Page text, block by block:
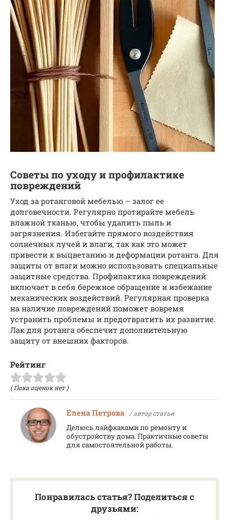
Советы по уходу и профилактике
повреждений
Уход за ротанговой мебелью – залог ее
долговечности. Регулярно протирайте мебель
влажной тканью, чтобы удалить пыль и
загрязнения. Избегайте прямого воздействия
солнечных лучей и влаги, так как это может
привести к выцветанию и деформации ротанга. Для
защиты от влаги можно использовать специальные
защитные средства. Профилактика повреждений
включает в себя бережное обращение и избежание
механических воздействий. Регулярная проверка
на наличие повреждений поможет вовремя
устранить проблемы и предотвратить их развитие.
Лак для ротанга обеспечит дополнительную
защиту от внешних факторов.
Рейтинг
( Пока оценок нет )
Елена Петрова / автор статьи
Делюсь лайфхаками по ремонту и
обустройству дома. Практичные советы
для самостоятельной работы.
Понравилась статья? Поделиться с
друзьями: